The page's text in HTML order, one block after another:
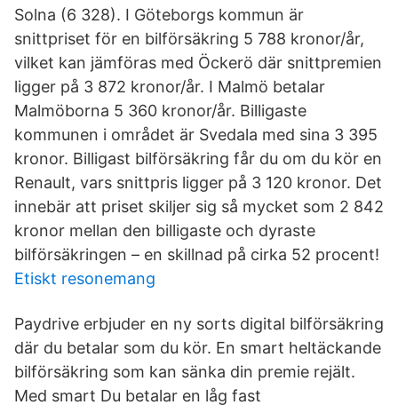
Solna (6 328). I Göteborgs kommun är
snittpriset för en bilförsäkring 5 788 kronor/år,
vilket kan jämföras med Öckerö där snittpremien
ligger på 3 872 kronor/år. I Malmö betalar
Malmöborna 5 360 kronor/år. Billigaste
kommunen i området är Svedala med sina 3 395
kronor. Billigast bilförsäkring får du om du kör en
Renault, vars snittpris ligger på 3 120 kronor. Det
innebär att priset skiljer sig så mycket som 2 842
kronor mellan den billigaste och dyraste
bilförsäkringen – en skillnad på cirka 52 procent!
Etiskt resonemang
Paydrive erbjuder en ny sorts digital bilförsäkring
där du betalar som du kör. En smart heltäckande
bilförsäkring som kan sänka din premie rejält.
Med smart Du betalar en låg fast